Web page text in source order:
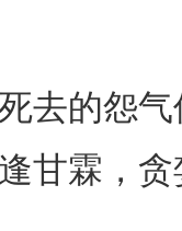
的怨气
甘霖，